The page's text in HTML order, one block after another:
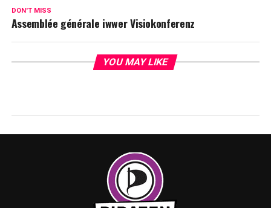
DON'T MISS
Assemblée générale iwwer Visiokonferenz
YOU MAY LIKE